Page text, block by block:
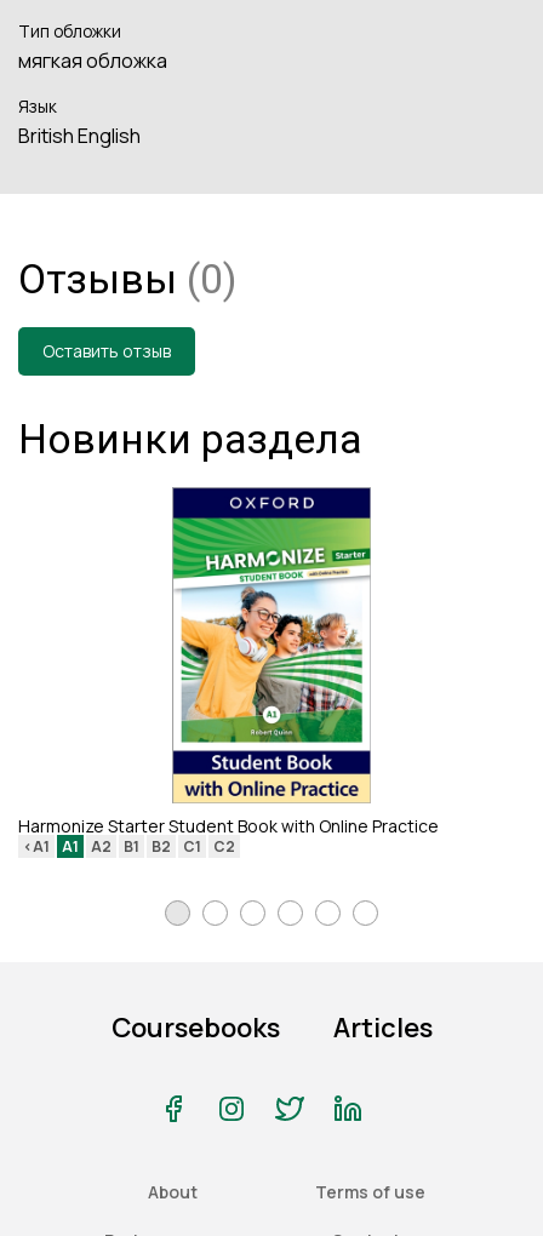
Тип обложки
мягкая обложка
Язык
British English
Отзывы (0)
Оставить отзыв
Новинки раздела
Harmonize Starter Student Book with Online Practice
<A1 A1 A2 B1 B2 C1 C2
Coursebooks Articles
About Terms of use